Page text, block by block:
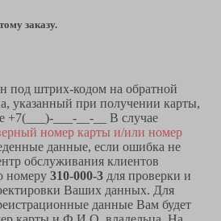
заказу.
под штрих-кодом на обратной
указанный при получении карты,
+7(___)-___-__-__ В случае
номер карты и/или номер
данные, если ошибка не
обслуживания клиентов
номеру 310-000-3 для проверки и
Ваших данных. Для
данные Вам будет